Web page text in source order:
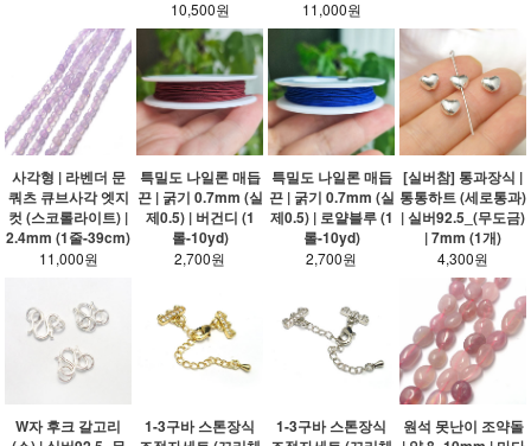
10,500원 11,000원
사각형 | 라벤더 문
쿼츠 큐브사각 엣지
컷 (스코롤라이트) |
2.4mm (1줄-39cm)
11,000원
특밀도 나일론 매듭
끈 | 굵기 0.7mm (실
제0.5) | 버건디 (1
롤-10yd)
2,700원
특밀도 나일론 매듭
끈 | 굵기 0.7mm (실
제0.5) | 로얄블루 (1
롤-10yd)
2,700원
[실버참] 통과장식 |
통통하트 (세로통과)
| 실버92.5_(무도금)
| 7mm (1개)
4,300원
W자 후크 갈고리
1-3구바 스톤장식
1-3구바 스톤장식
원석 못난이 조약돌